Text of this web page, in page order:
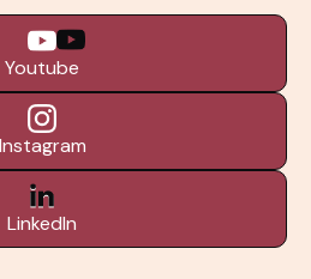
Youtube
Instagram
LinkedIn